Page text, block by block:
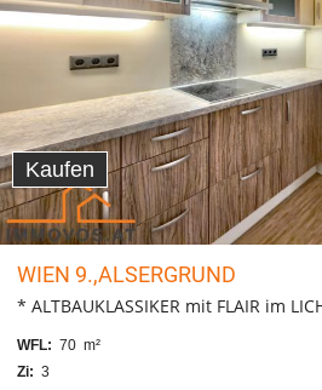
Kaufen
WIEN 9.,ALSERGRUND
* ALTBAUKLASSIKER mit FLAIR im
WFL: 70 m²
Zi: 3